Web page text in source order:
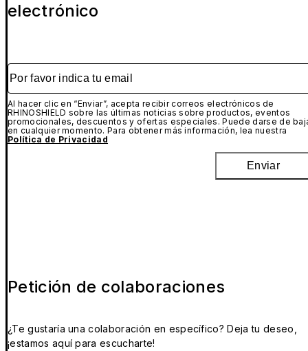
electrónico
Por favor indica tu email
Al hacer clic en “Enviar”, acepta recibir correos electrónicos de
RHINOSHIELD sobre las últimas noticias sobre productos, eventos
promocionales, descuentos y ofertas especiales. Puede darse de
en cualquier momento. Para obtener más información, lea nuestra
Política de Privacidad
Enviar
Petición de colaboraciones
¿Te gustaría una colaboración en específico? Deja tu deseo,
¡estamos aquí para escucharte!